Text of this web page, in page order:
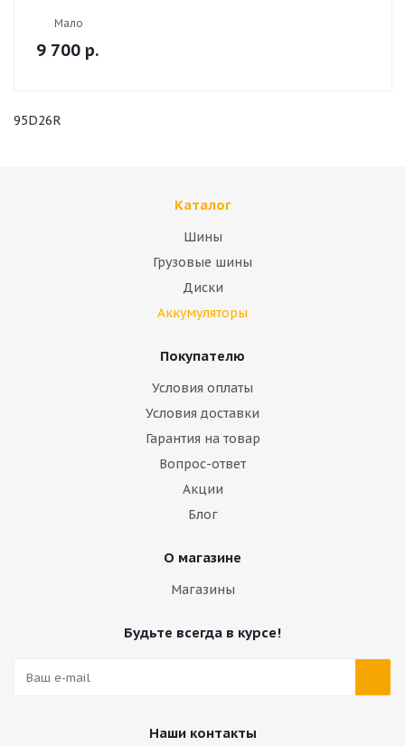
Мало
9 700 р.
95D26R
Каталог
Шины
Грузовые шины
Диски
Аккумуляторы
Покупателю
Условия оплаты
Условия доставки
Гарантия на товар
Вопрос-ответ
Акции
Блог
О магазине
Магазины
Будьте всегда в курсе!
Наши контакты